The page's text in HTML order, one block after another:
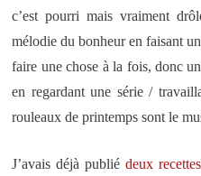
c’est pourri mais vraiment
mélodie du bonheur en faisant
faire une chose à la fois, donc
en regardant une série /
rouleaux de printemps sont le
J’avais déjà publié deux recettes